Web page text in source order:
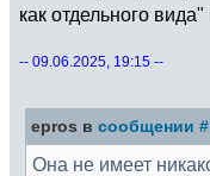
как отдельного
-- 09.06.2025, 19:15 --
epros в сообщении
Она не имеет